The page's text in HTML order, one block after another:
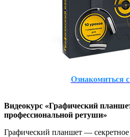
Ознакомиться
Видеокурс «Графический
профессиональной ретуши»
Графический планшет —